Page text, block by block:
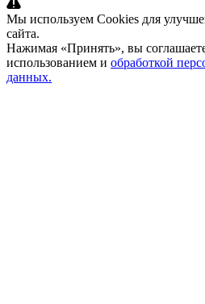
Мы используем Cookies для
сайта.
Нажимая «Принять», вы
использованием и обработкой
данных.